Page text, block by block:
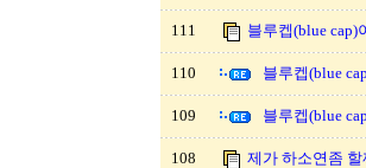
111 블루켑(blue cap)
110 블루켑(blue
109 블루켑(blue
108 제가 하소연좀